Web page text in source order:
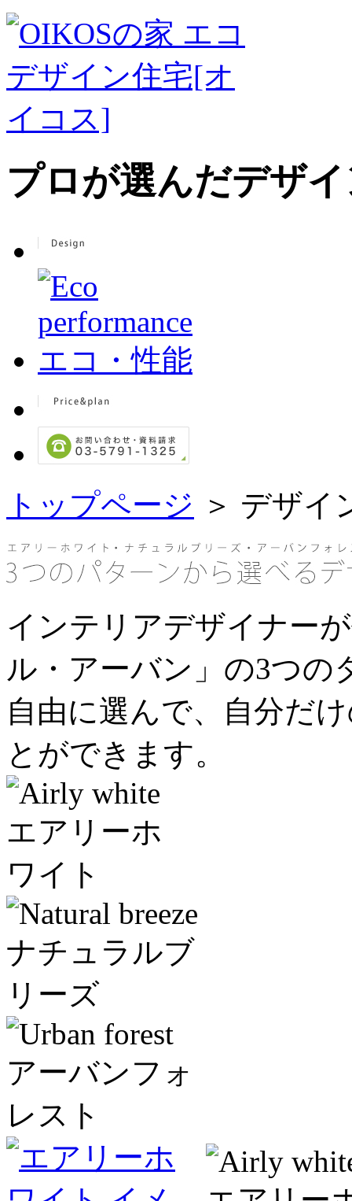
プロが選んだデザ
トップページ ＞ デザイ
インテリアデザイナー
ル・アーバン」の3つの
自由に選んで、自分だ
とができます。